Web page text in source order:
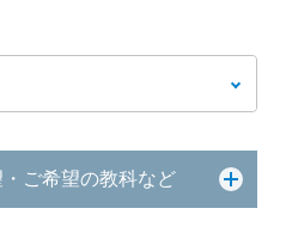
ご希望の教科など